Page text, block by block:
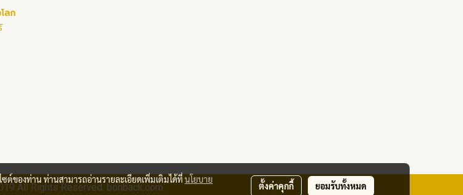
ลก
All Rights Reserved. bonback.com
ต์ของท่าน ท่านสามารถอ่านรายละเอียดเพิ่มเติมได้ที่นโยบาย
ตั้งค่าคุกกี้ ยอมรับทั้งหมด